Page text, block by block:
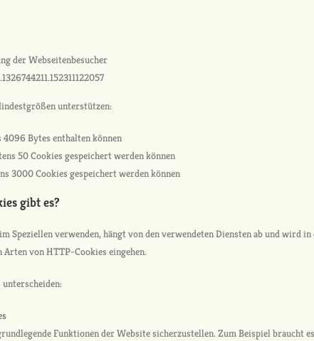
der Webseitenbesucher
unterstützen:
Bytes enthalten können
50 Cookies gespeichert werden können
3000 Cookies gespeichert werden können
gibt es?
Speziellen verwenden, hängt von den verwendeten Diensten ab und
von HTTP-Cookies eingehen.
Funktionen der Website sicherzustellen. Zum Beispiel braucht